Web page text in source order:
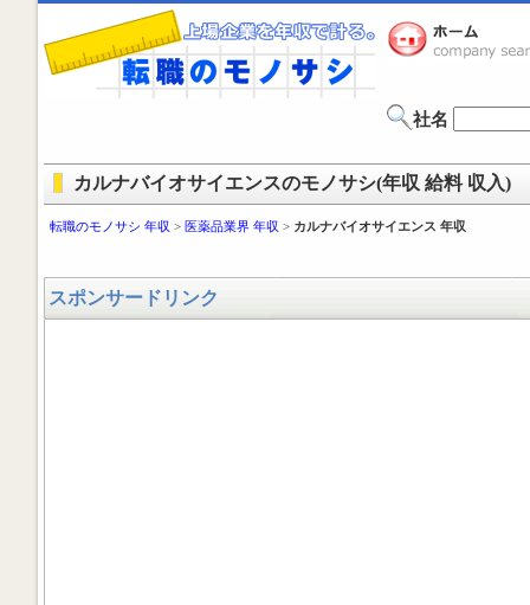
社名
カルナバイオサイエンスのモノサシ(年収 給料 収入)
転職のモノサシ 年収 > 医薬品業界 年収 > カルナバイオサイエンス 年収
スポンサードリンク